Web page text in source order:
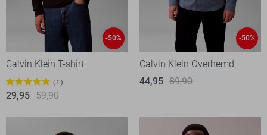
-50%
Calvin Klein T-shirt
1
29,95 59,90
-50%
Calvin Klein Overhemd
44,95 89,90